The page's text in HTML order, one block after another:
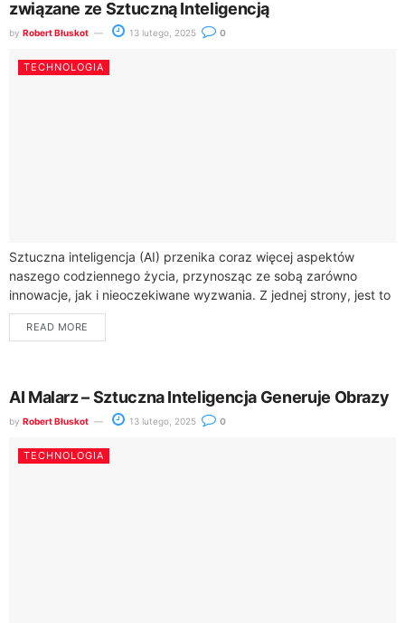
związane ze Sztuczną Inteligencją
by Robert Błuskot 13 lutego, 2025 0
TECHNOLOGIA
Sztuczna inteligencja (AI) przenika coraz więcej aspektów
naszego codziennego życia, przynosząc ze sobą zarówno
innowacje, jak i nieoczekiwane wyzwania. Z jednej strony, jest to
technologia, która może znacząco poprawić produktywność...
READ MORE
AI Malarz – Sztuczna Inteligencja Generuje Obrazy
by Robert Błuskot 13 lutego, 2025 0
TECHNOLOGIA